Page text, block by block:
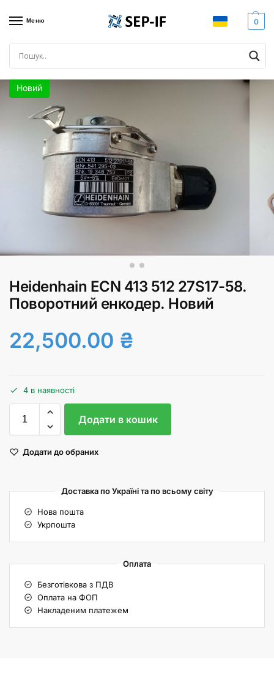
Меню 0
Головна Heidenhain ECN 413 512 27S17-58. Поворотний енкодер. Новий
Новий
Heidenhain ECN 413 512 27S17-58.
Поворотний енкодер. Новий
22,500.00 ₴
4 в наявності
Додати в кошик
Додати до обраних
Доставка по Україні та по всьому світу
Нова пошта
Укрпошта
Оплата
Безготівкова з ПДВ
Оплата на ФОП
Накладеним платежем